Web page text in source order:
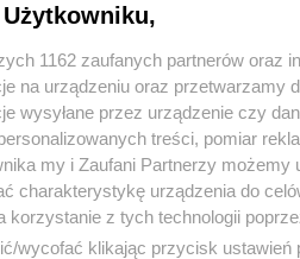
- dodano ze zdjęciem
1162 zaufanych partnerów oraz
na urządzeniu oraz przetwarzamy
wysyłane przez urządzenie czy
treści, pomiar
my i Zaufani Partnerzy możemy
charakterystykę urządzenia do
korzystanie z tych technologii
wycofać klikając przycisk